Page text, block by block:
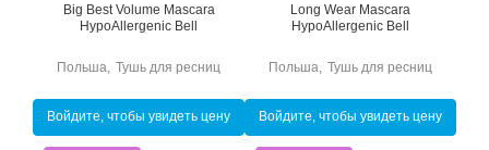
Big Best Volume Mascara
HypoAllergenic Bell
Тушь для ресниц
Польша
Войдите, чтобы увидеть цену
Long Wear Mascara
HypoAllergenic Bell
Тушь для ресниц
Польша
Войдите, чтобы увидеть цену